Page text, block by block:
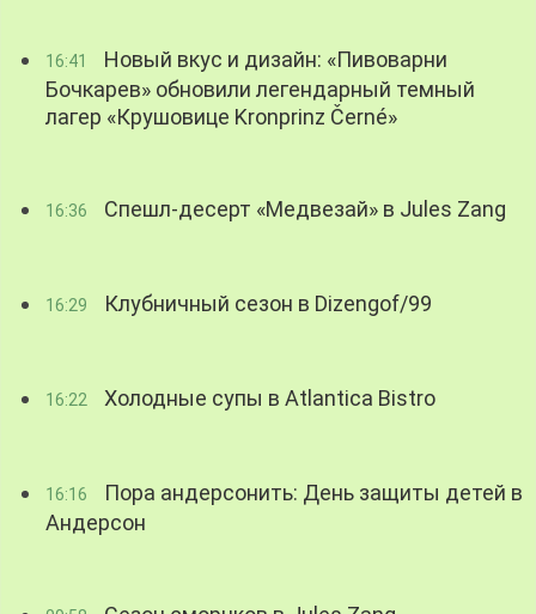
16:41
Новый вкус и дизайн: «Пивоварни
Бочкарев» обновили легендарный темный
лагер «Крушовице Kronprinz Černé»
16:36 Спешл-десерт «Медвезай» в Jules Zang
16:29 Клубничный сезон в Dizengof/99
16:22 Холодные супы в Atlantica Bistro
16:16
Пора андерсонить: День защиты детей в
Андерсон